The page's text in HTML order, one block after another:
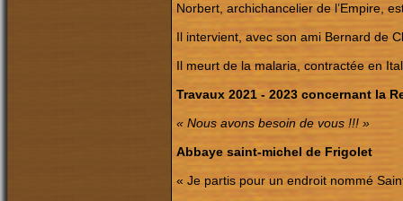
Norbert, archichancelier de l’Empire,
Il intervient, avec son ami Bernard de
Il meurt de la malaria, contractée en
Travaux 2021 - 2023 concernant la
« Nous avons besoin de vous !!! »
Abbaye saint-michel de Frigolet
« Je partis pour un endroit nommé